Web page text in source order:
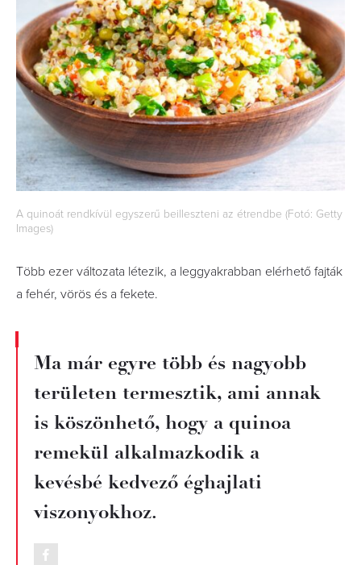
A quinoát rendkívül egyszerű beilleszteni az étrendbe (Fotó: Getty
Images)
Több ezer változata létezik, a leggyakrabban elérhető fajták
a fehér, vörös és a fekete.
Ma már egyre több és nagyobb
területen termesztik, ami annak
is köszönhető, hogy a quinoa
remekül alkalmazkodik a
kevésbé kedvező éghajlati
viszonyokhoz.